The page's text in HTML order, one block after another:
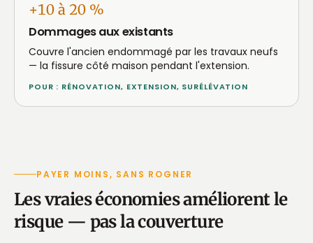
+10 à 20 %
Dommages aux existants
Couvre l'ancien endommagé par les travaux neufs
— la fissure côté maison pendant l'extension.
POUR : RÉNOVATION, EXTENSION, SURÉLÉVATION
PAYER MOINS, SANS ROGNER
Les vraies économies améliorent le
risque — pas la couverture